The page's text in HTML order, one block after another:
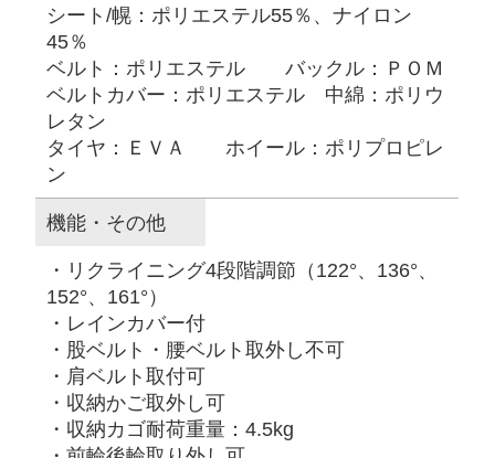
シート/幌：ポリエステル55％、ナイロン
45％
ベルト：ポリエステル バックル：ＰＯＭ
ベルトカバー：ポリエステル 中綿：ポリウ
レタン
タイヤ：ＥＶＡ ホイール：ポリプロピレ
ン
機能・その他
・リクライニング4段階調節（122°、136°、
152°、161°）
・レインカバー付
・股ベルト・腰ベルト取外し不可
・肩ベルト取付可
・収納かご取外し可
・収納カゴ耐荷重量：4.5kg